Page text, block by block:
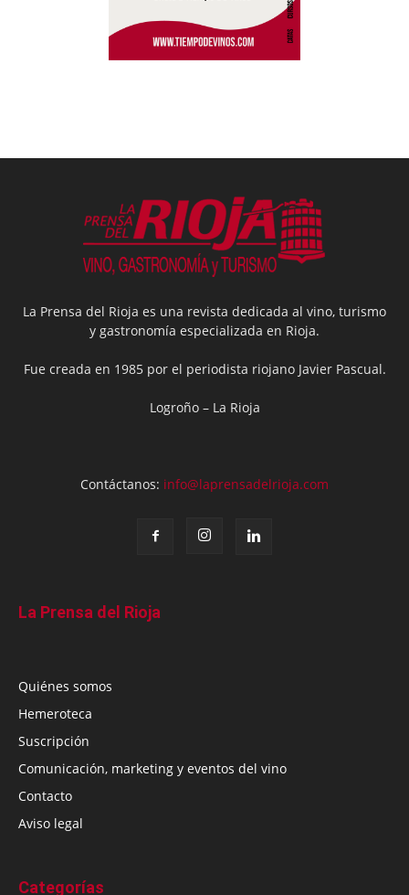
La Prensa del Rioja es una revista dedicada al vino, turismo
y gastronomía especializada en Rioja.
Fue creada en 1985 por el periodista riojano Javier Pascual.
Logroño – La Rioja
Contáctanos: info@laprensadelrioja.com
La Prensa del Rioja
Quiénes somos
Hemeroteca
Suscripción
Comunicación, marketing y eventos del vino
Contacto
Aviso legal
Categorías